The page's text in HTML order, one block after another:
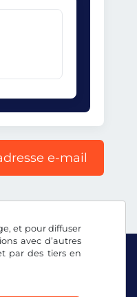
et pour diffuser
avec d’autres
par des tiers en
e-mail